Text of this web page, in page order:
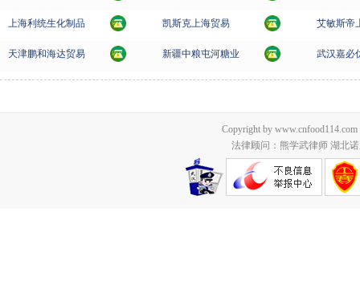
上海利统生化制品 凯斯克上海贸易 艾敏斯帝
天津鹏和海达贸易 新疆中粮屯河糖业 武汉嘉必
Copyright by
法律顾问：熊学武律师 湖北